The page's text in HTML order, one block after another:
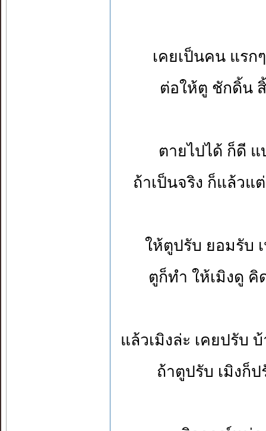
เคยเป็นคน แรก
ต่อให้ตู ชักดิ้น
ตายไปได้ ก็ดี
ถ้าเป็นจริง ก็แล้วแ
ให้ตูปรับ ยอมรับ
ตูก็ทำ ให้เมิงดู คิ
แล้วเมิงล่ะ เคยปรับ
ถ้าตูปรับ เมิงก็